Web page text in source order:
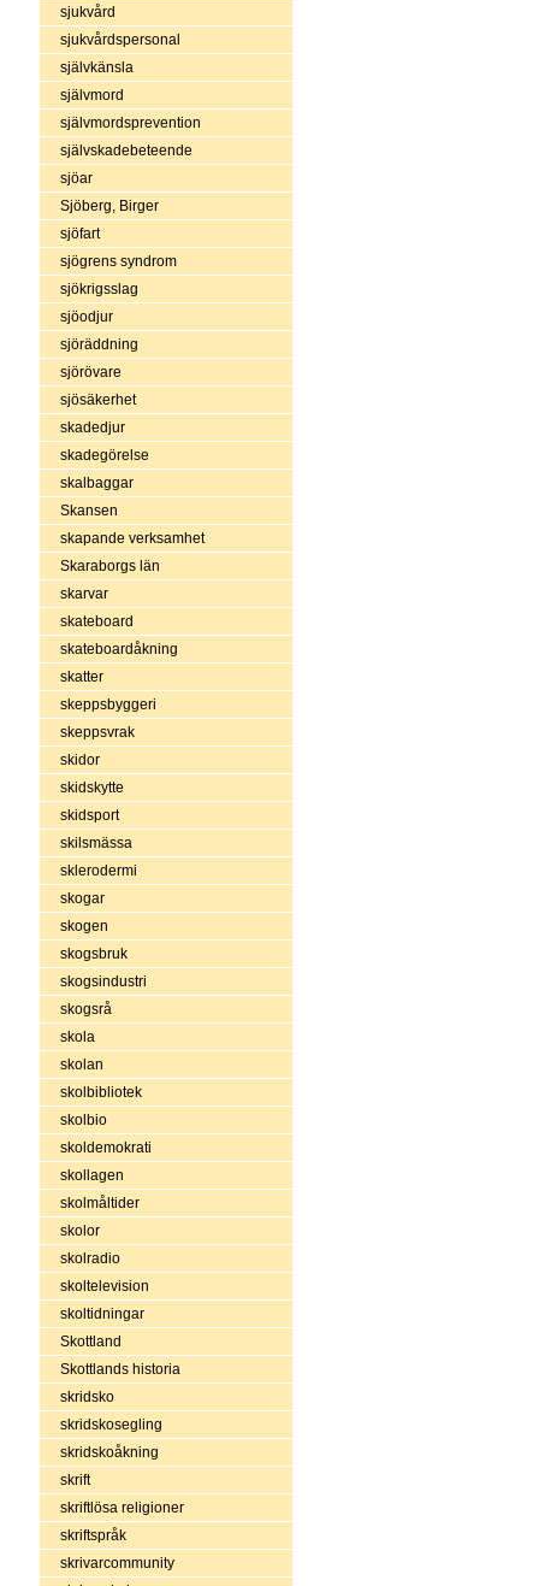
sjukvård
sjukvårdspersonal
självkänsla
självmord
självmordsprevention
självskadebeteende
sjöar
Sjöberg, Birger
sjöfart
sjögrens syndrom
sjökrigsslag
sjöodjur
sjöräddning
sjörövare
sjösäkerhet
skadedjur
skadegörelse
skalbaggar
Skansen
skapande verksamhet
Skaraborgs län
skarvar
skateboard
skateboardåkning
skatter
skeppsbyggeri
skeppsvrak
skidor
skidskytte
skidsport
skilsmässa
sklerodermi
skogar
skogen
skogsbruk
skogsindustri
skogsrå
skola
skolan
skolbibliotek
skolbio
skoldemokrati
skollagen
skolmåltider
skolor
skolradio
skoltelevision
skoltidningar
Skottland
Skottlands historia
skridsko
skridskosegling
skridskoåkning
skrift
skriftlösa religioner
skriftspråk
skrivarcommunity